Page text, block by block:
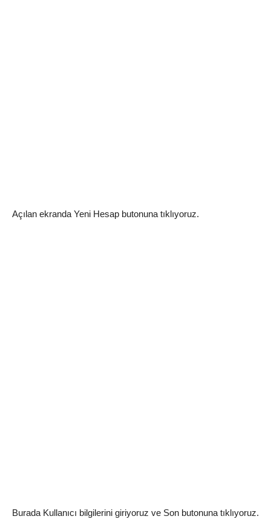
Açılan ekranda Yeni Hesap butonuna tıklıyoruz.
Burada Kullanıcı bilgilerini giriyoruz ve Son butonuna tıklıyoruz.